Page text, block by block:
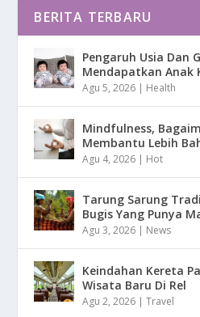
BERITA TERBARU
Pengaruh Usia Dan
Mendapatkan Anak
Agu 5, 2026 | Health
Mindfulness,
Membantu Lebih
Agu 4, 2026 | Hot
Tarung Sarung
Bugis Yang Punya
Agu 3, 2026 | News
Keindahan Kereta
Wisata Baru Di Rel
Agu 2, 2026 |Travel